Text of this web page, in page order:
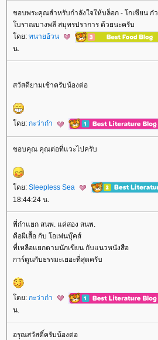
ขอบพระคุณสำหรับกำลังใจให้บล็อก - โกเซียน
บราณบางพลี สมุทรปราการ ด้วยนะครับ
ดย: ทนายอ้วน
น.
สวัสดียามเช้าครับน้องต่อ
ดย: กะว่าก๋า
ขอบคุณ คุณต่อที่แวะไปครับ
ดย: Sleepless Sea
18:44:24 น.
พี่ก๋าแยก สนพ. แค่สอง สนพ.
คือผีเสื้อ กับ โอเพ่นบุ๊คส์
ที่เหลือแยกตามนักเขียน กับแนวหนังสือ
การ์ตูนกับธรรมะเยอะที่สุดครับ
ดย: กะว่าก๋า
น.
อรุณสวัสดิ์ครับน้องต่อ